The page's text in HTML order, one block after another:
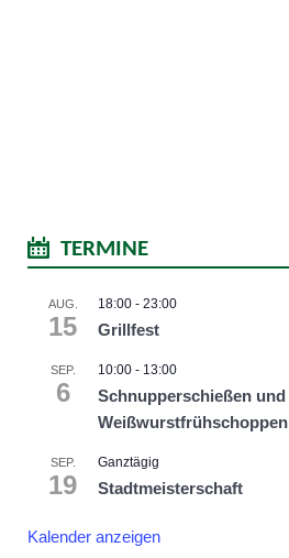
TERMINE
AUG.
15
18:00 - 23:00
Grillfest
SEP.
6
10:00 - 13:00
Schnupperschießen und
Weißwurstfrühschoppen
SEP.
19
Ganztägig
Stadtmeisterschaft
Kalender anzeigen